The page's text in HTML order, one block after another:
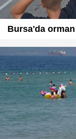
Bursa'da orman